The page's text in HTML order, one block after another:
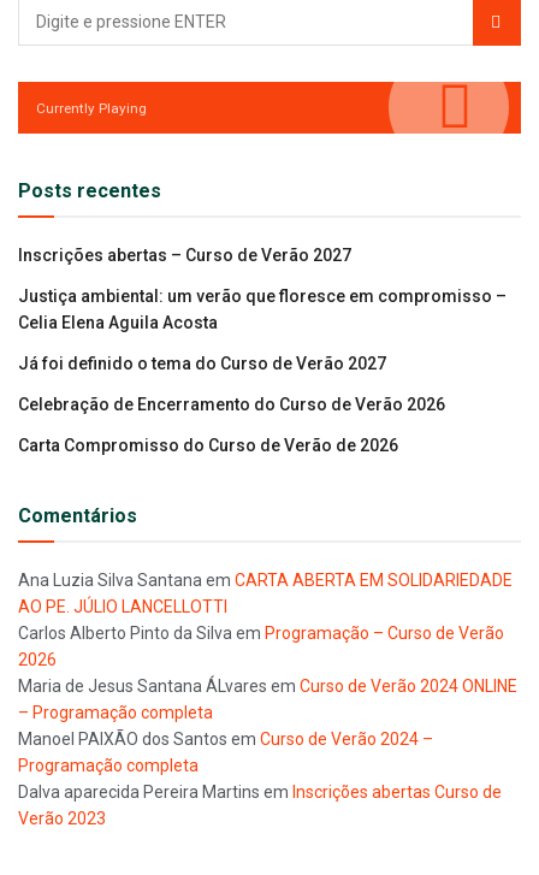
Currently Playing
Posts recentes
Inscrições abertas – Curso de Verão 2027
Justiça ambiental: um verão que floresce em compromisso –
Celia Elena Aguila Acosta
Já foi definido o tema do Curso de Verão 2027
Celebração de Encerramento do Curso de Verão 2026
Carta Compromisso do Curso de Verão de 2026
Comentários
Ana Luzia Silva Santana em CARTA ABERTA EM SOLIDARIEDADE
AO PE. JÚLIO LANCELLOTTI
Carlos Alberto Pinto da Silva em Programação – Curso de Verão
2026
Maria de Jesus Santana ÁLvares em Curso de Verão 2024 ONLINE
– Programação completa
Manoel PAIXÃO dos Santos em Curso de Verão 2024 –
Programação completa
Dalva aparecida Pereira Martins em Inscrições abertas Curso de
Verão 2023